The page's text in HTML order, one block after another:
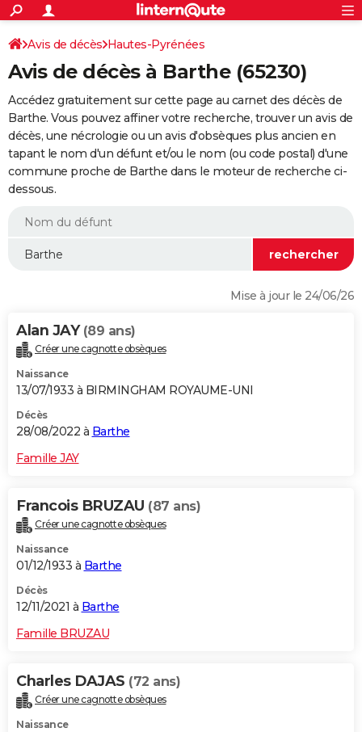
ACTUALITÉS
Politique
Société
Faits Divers
Education
Monde
Villes
+
SPORT
Coupe du monde 2026
Football
Tennis
Cyclisme
Rugby
Forum
Programme TV
TNT
Streaming
Cinéma
Sorties cinéma
Musique
+
FINANCE
Retraite
Epargne
Immobilier
Risques naturels par ville
Assurance
AUTO
Essais
Réserver un essai
Citadines
Berlines
SUV
Forum auto
+
HIGH-TECH
BRICOLAGE
WEEK-END
Alimentation
Guide de la santé
Maladies
Médicaments
Sommeil
VOYAGE
Destinations
City break
Voyage nature
Voyage de noces
Forum
Climat
+PHOTO
GUIDES D'ACHAT
Carte de Noël
Carte Bonne année
Carte Saint-Valentin
Carte Pâques
Carte d'anniversaire
DICTIONNAIRE
Dictionnaire
Biographies
Citations
Expressions
Proverbes
PROGRAMME TV
S'inscrire
Se connecter
Lycées
Collèges
Primaires
Universités
Entreprises
Service militaire
Avis de recherche
AVIS DE DÉCÈS
FORUM
Bricolage
Lifestyle
Culture
Sport
Auto
Television
Voyage
Cinema
S'inscrire
Connexion
Avis de décès Hautes-Pyrénées
Avis de décès à Barthe (65230)
Accédez gratuitement sur cette page au carnet des décès de
Barthe. Vous pouvez affiner votre recherche, trouver un avis de
décès, une nécrologie ou un avis d'obsèques plus ancien en
tapant le nom d'un défunt et/ou le nom (ou code postal) d'une
commune proche de Barthe dans le moteur de recherche ci-
dessous.
Mise à jour le 24/06/26
Alan JAY (89 ans)
Créer une cagnotte obsèques
Naissance
13/07/1933 à BIRMINGHAM ROYAUME-UNI
Décès
28/08/2022 à Barthe
Famille JAY
Francois BRUZAU (87 ans)
Créer une cagnotte obsèques
Naissance
01/12/1933 à Barthe
Décès
12/11/2021 à Barthe
Famille BRUZAU
Charles DAJAS (72 ans)
Créer une cagnotte obsèques
Naissance